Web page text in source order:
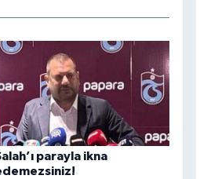
parayla ikna